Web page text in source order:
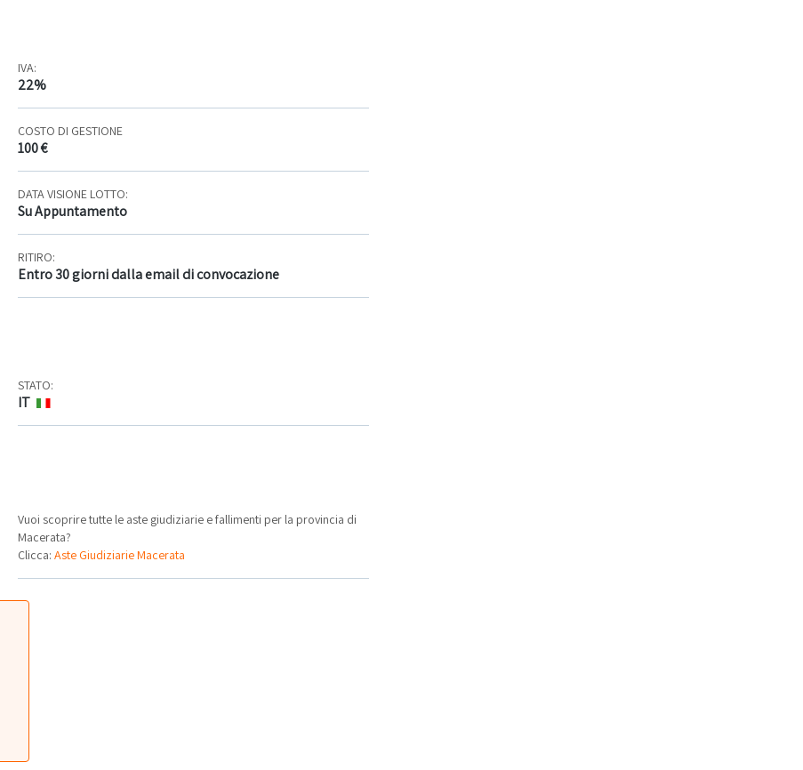
IVA:
22%
COSTO DI GESTIONE
100 €
DATA VISIONE LOTTO:
Su Appuntamento
RITIRO:
Entro 30 giorni dalla email di convocazione
STATO:
IT
Vuoi scoprire tutte le aste giudiziarie e fallimenti per la provincia di
Macerata?
Clicca:Aste Giudiziarie Macerata